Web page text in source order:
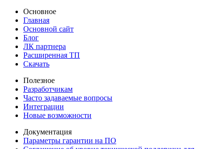
Основное
Главная
Основной сайт
Блог
ЛК партнера
Расширенная ТП
Скачать
Полезное
Разработчикам
Часто задаваемые вопросы
Интеграции
Новые возможности
Документация
Параметры гарантии на ПО